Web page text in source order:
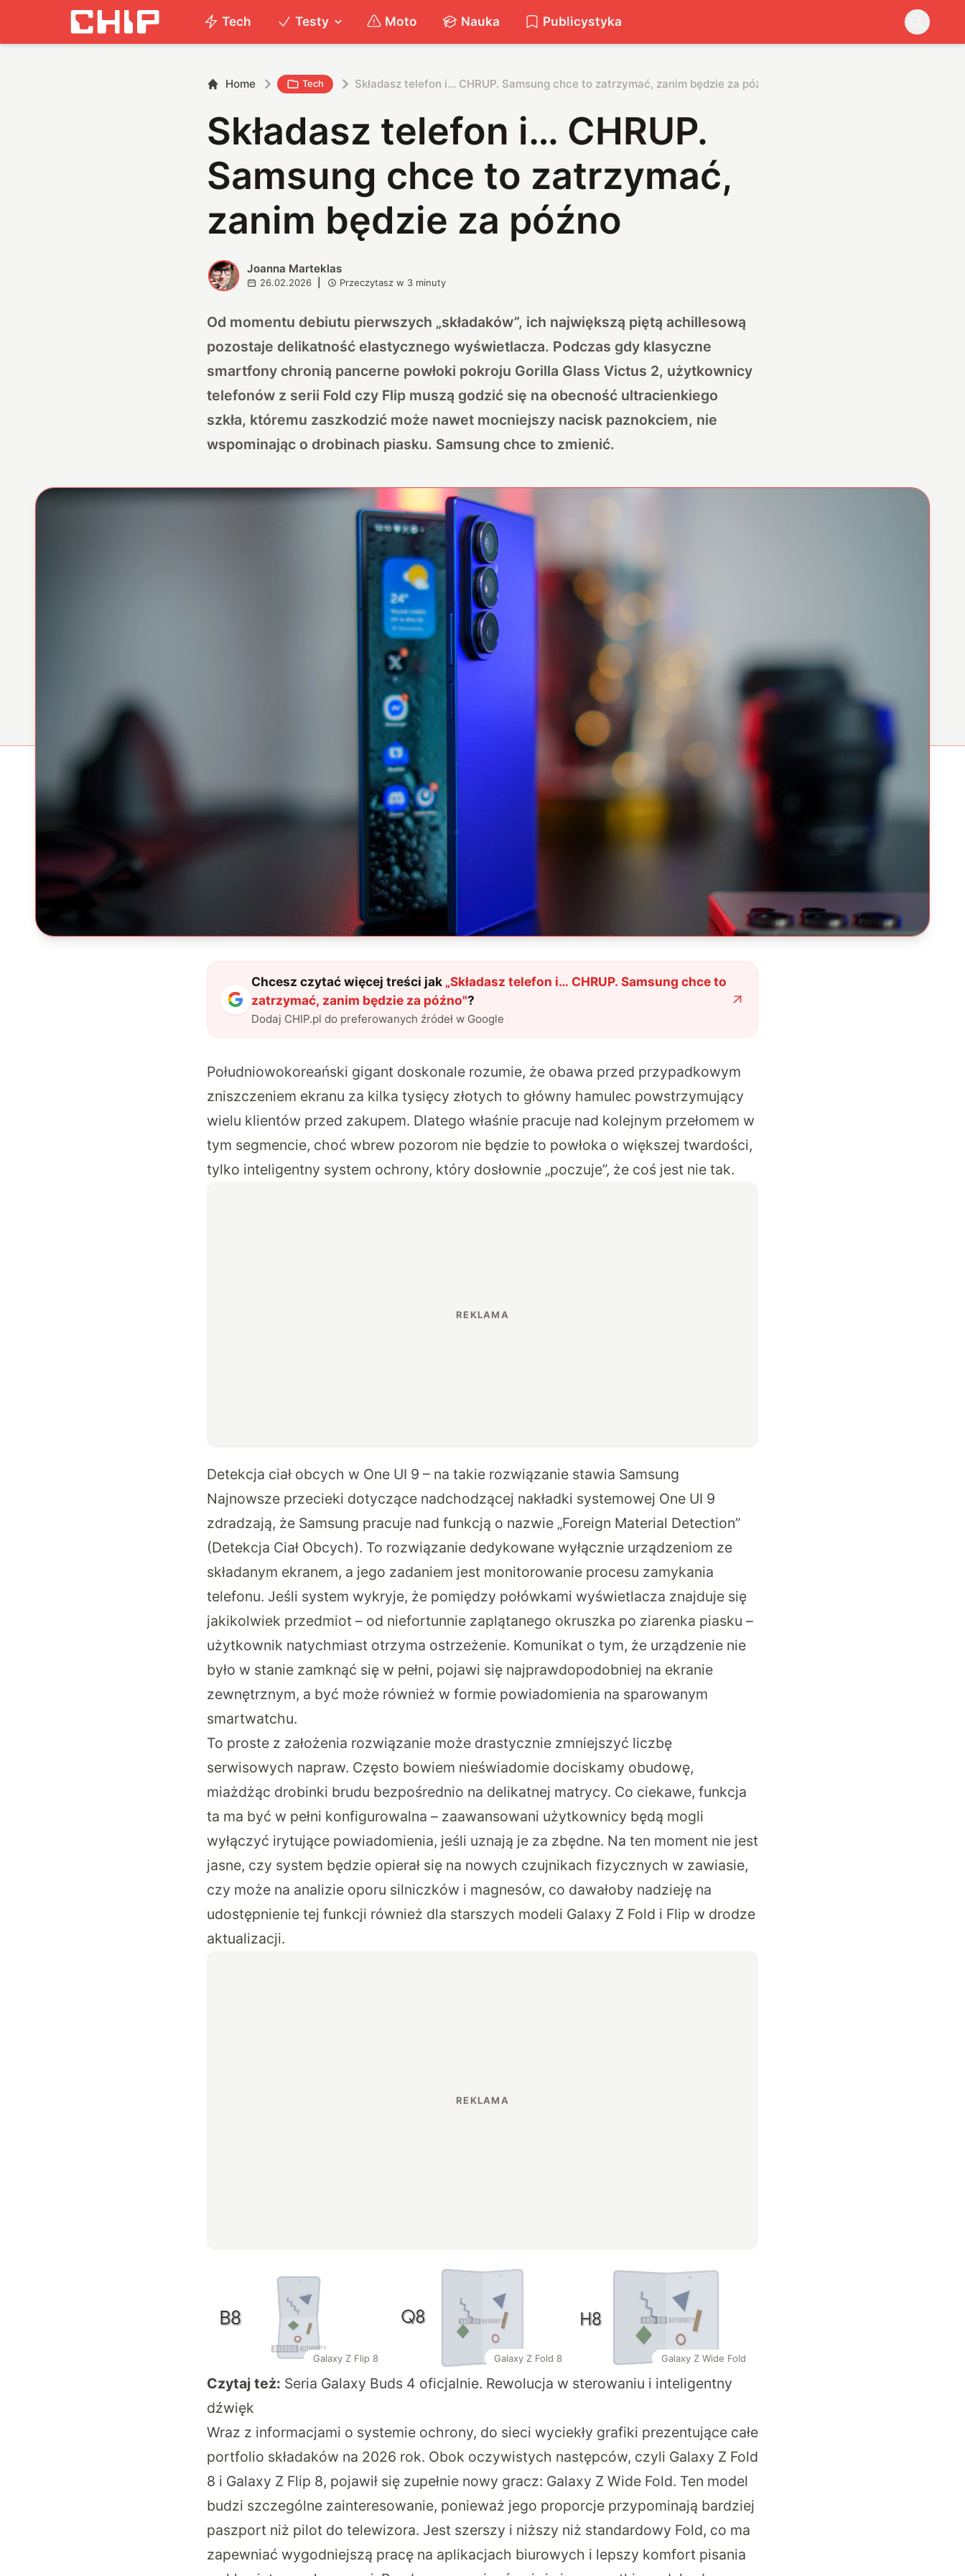
Tech Testy Moto Nauka Publicystyka
Home Tech Składasz telefon i… CHRUP. Samsung chce to zatrzymać, zanim będzie za późno
Składasz telefon i… CHRUP.
Samsung chce to zatrzymać,
zanim będzie za późno
J Joanna Marteklas
26.02.2026 Przeczytasz w 3 minuty
Od momentu debiutu pierwszych „składaków”, ich największą piętą achillesową
pozostaje delikatność elastycznego wyświetlacza. Podczas gdy klasyczne
smartfony chronią pancerne powłoki pokroju Gorilla Glass Victus 2, użytkownicy
telefonów z serii Fold czy Flip muszą godzić się na obecność ultracienkiego
szkła, któremu zaszkodzić może nawet mocniejszy nacisk paznokciem, nie
wspominając o drobinach piasku. Samsung chce to zmienić.
Chcesz czytać więcej treści jak „Składasz telefon i… CHRUP. Samsung chce to
zatrzymać, zanim będzie za późno"?
Dodaj CHIP.pl do preferowanych źródeł w Google
Południowokoreański gigant doskonale rozumie, że obawa przed przypadkowym
zniszczeniem ekranu za kilka tysięcy złotych to główny hamulec powstrzymujący
wielu klientów przed zakupem. Dlatego właśnie pracuje nad kolejnym przełomem w
tym segmencie, choć wbrew pozorom nie będzie to powłoka o większej twardości,
tylko inteligentny system ochrony, który dosłownie „poczuje”, że coś jest nie tak.
Detekcja ciał obcych w One UI 9 – na takie rozwiązanie stawia Samsung
Najnowsze przecieki dotyczące nadchodzącej nakładki systemowej One UI 9
zdradzają, że Samsung pracuje nad funkcją o nazwie „Foreign Material Detection”
(Detekcja Ciał Obcych). To rozwiązanie dedykowane wyłącznie urządzeniom ze
składanym ekranem, a jego zadaniem jest monitorowanie procesu zamykania
telefonu. Jeśli system wykryje, że pomiędzy połówkami wyświetlacza znajduje się
jakikolwiek przedmiot – od niefortunnie zaplątanego okruszka po ziarenka piasku –
użytkownik natychmiast otrzyma ostrzeżenie. Komunikat o tym, że urządzenie nie
było w stanie zamknąć się w pełni, pojawi się najprawdopodobniej na ekranie
zewnętrznym, a być może również w formie powiadomienia na sparowanym
smartwatchu.
To proste z założenia rozwiązanie może drastycznie zmniejszyć liczbę
serwisowych napraw. Często bowiem nieświadomie dociskamy obudowę,
miażdżąc drobinki brudu bezpośrednio na delikatnej matrycy. Co ciekawe, funkcja
ta ma być w pełni konfigurowalna – zaawansowani użytkownicy będą mogli
wyłączyć irytujące powiadomienia, jeśli uznają je za zbędne. Na ten moment nie jest
jasne, czy system będzie opierał się na nowych czujnikach fizycznych w zawiasie,
czy może na analizie oporu silniczków i magnesów, co dawałoby nadzieję na
udostępnienie tej funkcji również dla starszych modeli Galaxy Z Fold i Flip w drodze
aktualizacji.
Galaxy Z Flip 8 Galaxy Z Fold 8 Galaxy Z Wide Fold
Czytaj też: Seria Galaxy Buds 4 oficjalnie. Rewolucja w sterowaniu i inteligentny
dźwięk
Wraz z informacjami o systemie ochrony, do sieci wyciekły grafiki prezentujące całe
portfolio składaków na 2026 rok. Obok oczywistych następców, czyli Galaxy Z Fold
8 i Galaxy Z Flip 8, pojawił się zupełnie nowy gracz: Galaxy Z Wide Fold. Ten model
budzi szczególne zainteresowanie, ponieważ jego proporcje przypominają bardziej
paszport niż pilot do telewizora. Jest szerszy i niższy niż standardowy Fold, co ma
zapewniać wygodniejszą pracę na aplikacjach biurowych i lepszy komfort pisania